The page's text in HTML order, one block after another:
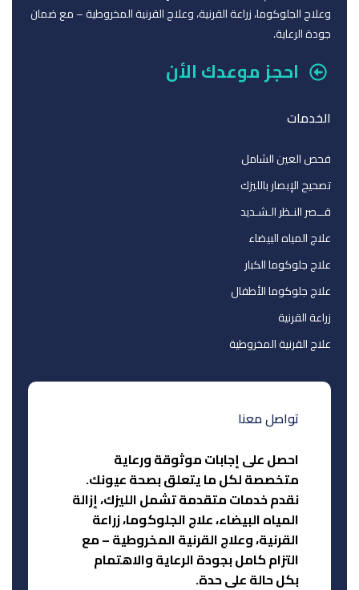
وعلاج الجلوكوما، زراعة القرنية، وعلاج القرنية المخروطية – مع ضمان
جودة الرعاية.
احجز موعدك الأن
الخدمات
فحص العين الشامل
تصحيح الإبصار بالليزك
قــصر النـظر الـشـديد
علاج المياه البيضاء
علاج جلوكوما الكبار
علاج جلوكوما الأطفال
زراعة القرنية
علاج القرنية المخروطية
تواصل معنا
احصل على إجابات موثوقة ورعاية
متخصصة لكل ما يتعلق بصحة عيونك.
نقدم خدمات متقدمة تشمل الليزك، إزالة
المياه البيضاء، علاج الجلوكوما، زراعة
القرنية، وعلاج القرنية المخروطية – مع
التزام كامل بجودة الرعاية والاهتمام
بكل حالة على حدة.